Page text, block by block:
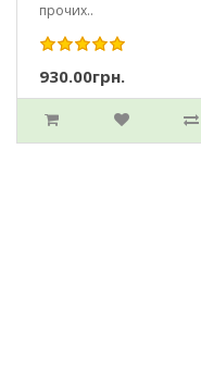
прочих..
930.00грн.